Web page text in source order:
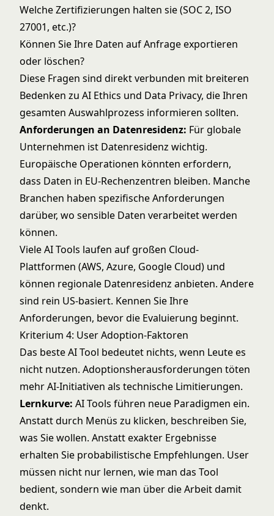
Welche Zertifizierungen halten sie (SOC 2, ISO
27001, etc.)?
Können Sie Ihre Daten auf Anfrage exportieren
oder löschen?
Diese Fragen sind direkt verbunden mit breiteren
Bedenken zu AI Ethics und Data Privacy, die Ihren
gesamten Auswahlprozess informieren sollten.
Anforderungen an Datenresidenz: Für globale
Unternehmen ist Datenresidenz wichtig.
Europäische Operationen könnten erfordern,
dass Daten in EU-Rechenzentren bleiben. Manche
Branchen haben spezifische Anforderungen
darüber, wo sensible Daten verarbeitet werden
können.
Viele AI Tools laufen auf großen Cloud-
Plattformen (AWS, Azure, Google Cloud) und
können regionale Datenresidenz anbieten. Andere
sind rein US-basiert. Kennen Sie Ihre
Anforderungen, bevor die Evaluierung beginnt.
Kriterium 4: User Adoption-Faktoren
Das beste AI Tool bedeutet nichts, wenn Leute es
nicht nutzen. Adoptionsherausforderungen töten
mehr AI-Initiativen als technische Limitierungen.
Lernkurve: AI Tools führen neue Paradigmen ein.
Anstatt durch Menüs zu klicken, beschreiben Sie,
was Sie wollen. Anstatt exakter Ergebnisse
erhalten Sie probabilistische Empfehlungen. User
müssen nicht nur lernen, wie man das Tool
bedient, sondern wie man über die Arbeit damit
denkt.